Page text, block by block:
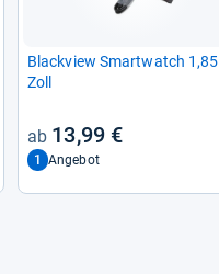
Black­view Smart­watch 1,85
Zoll
13,99 €
1 Angebot